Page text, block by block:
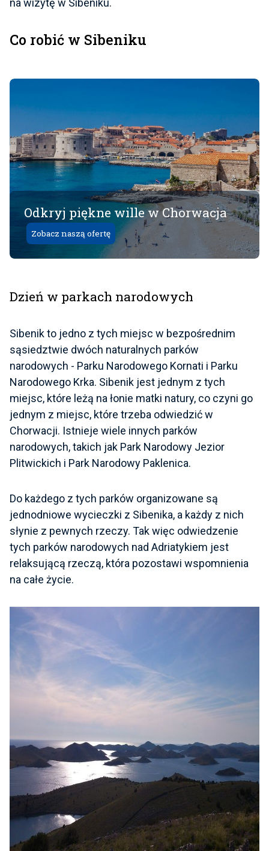
Co robić w Sibeniku
Odkryj piękne wille w Chorwacja
Zobacz naszą ofertę
Dzień w parkach narodowych
Sibenik to jedno z tych miejsc w bezpośrednim
sąsiedztwie dwóch naturalnych parków
narodowych - Parku Narodowego Kornati i Parku
Narodowego Krka. Sibenik jest jednym z tych
miejsc, które leżą na łonie matki natury, co czyni go
jednym z miejsc, które trzeba odwiedzić w
Chorwacji. Istnieje wiele innych parków
narodowych, takich jak Park Narodowy Jezior
Plitwickich i Park Narodowy Paklenica.
Do każdego z tych parków organizowane są
jednodniowe wycieczki z Sibenika, a każdy z nich
słynie z pewnych rzeczy. Tak więc odwiedzenie
tych parków narodowych nad Adriatykiem jest
relaksującą rzeczą, która pozostawi wspomnienia
na całe życie.